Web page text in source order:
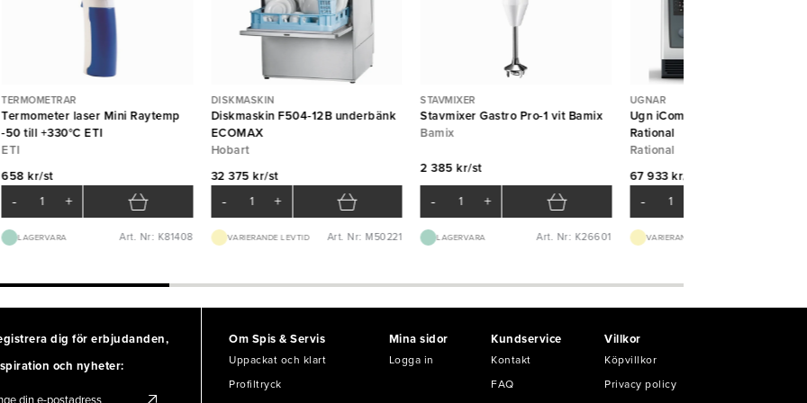
TERMOMETRAR
Termometer laser Mini Raytemp
-50 till +330°C ETI
ETI
658 kr/st
- +
LAGERVARA Art. Nr: K81408
DISKMASKIN
Diskmaskin F504-12B underbänk
ECOMAX
Hobart
32 375 kr/st
- +
VARIERANDE LEVTID Art. Nr: M50221
STAVMIXER
Stavmixer Gastro Pro-1 vit Bamix
Bamix
2 385 kr/st
- +
LAGERVARA Art. Nr: K26601
UGNAR
Ugn iCombi Classic modell 6-1/1
Rational
Rational
67 933 kr/st
-
VARIERANDE LEVTID
dig för erbjudanden,
och nyheter:
Om Spis & Servis
Uppackat och klart
Profiltryck
Mina sidor
Logga in
Kundservice
Kontakt
FAQ
Villkor
Köpvillkor
Privacy policy